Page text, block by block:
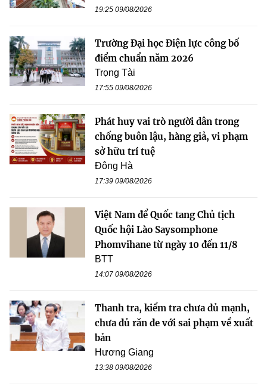
19:25 09/08/2026
Trường Đại học Điện lực công bố
điểm chuẩn năm 2026
Trọng Tài
17:55 09/08/2026
Phát huy vai trò người dân trong
chống buôn lậu, hàng giả, vi phạm
sở hữu trí tuệ
Đông Hà
17:39 09/08/2026
Việt Nam để Quốc tang Chủ tịch
Quốc hội Lào Saysomphone
Phomvihane từ ngày 10 đến 11/8
BTT
14:07 09/08/2026
Thanh tra, kiểm tra chưa đủ mạnh,
chưa đủ răn đe với sai phạm về xuất
bản
Hương Giang
13:38 09/08/2026